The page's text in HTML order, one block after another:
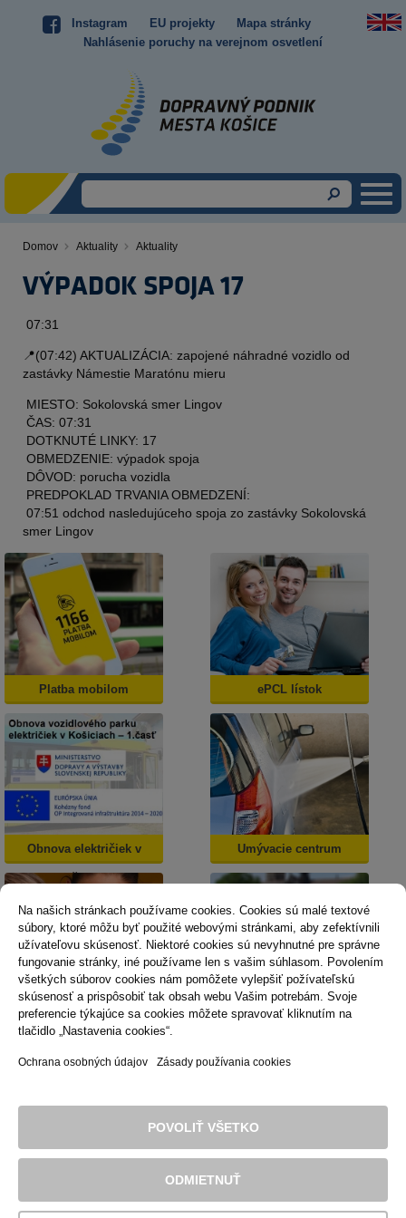
Instagram EU projekty
Mapa stránky
Nahlásenie poruchy na verejnom osvetlení
Domov Aktuality Aktuality
VÝPADOK SPOJA 17
Na našich stránkach používame cookies. Cookies sú malé textové
súbory, ktoré môžu byť použité webovými stránkami, aby zefektívnili
užívateľovu skúsenosť. Niektoré cookies sú nevyhnutné pre správne
fungovanie stránky, iné používame len s vašim súhlasom. Povolením
všetkých súborov cookies nám pomôžete vylepšiť požívateľskú
skúsenosť a prispôsobiť tak obsah webu Vašim potrebám. Svoje
preferencie týkajúce sa cookies môžete spravovať kliknutím na
tlačidlo „Nastavenia cookies“.
Ochrana osobných údajov Zásady používania cookies
ODMIETNUŤ
POVOLIŤ VŠETKO
Obsah
07:31
📍(07:42) AKTUALIZÁCIA: zapojené náhradné vozidlo od
zastávky Námestie Maratónu mieru
MIESTO: Sokolovská smer Lingov
ČAS: 07:31
DOTKNUTÉ LINKY: 17
OBMEDZENIE: výpadok spoja
DÔVOD: porucha vozidla
PREDPOKLAD TRVANIA OBMEDZENÍ:
07:51 odchod nasledujúceho spoja zo zastávky Sokolovská
smer Lingov
Platba mobilom ePCL lístok
Obnova električiek v
Košiciach
Umývacie centrum
Dopravná psychológia Mestská karta
Zásady používania cookies
© 2016 Dopravný podnik mesta Košice, akciová spoločnosť. Všetky
práva sú vyhradené.